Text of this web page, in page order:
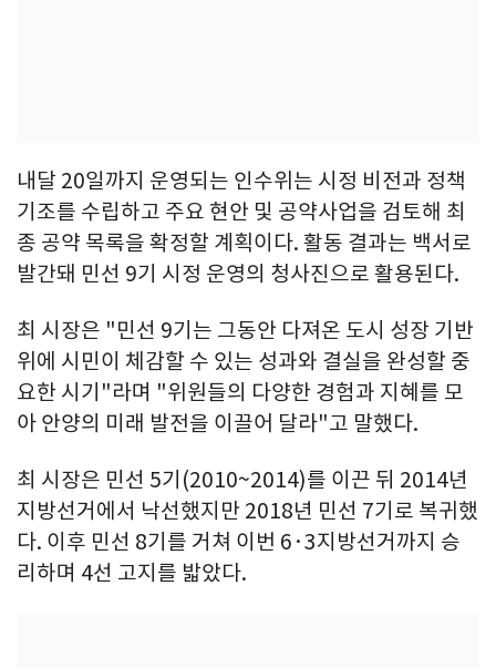
내달 20일까지 운영되는 인수위는 시정 비전과 정책
기조를 수립하고 주요 현안 및 공약사업을 검토해 최
종 공약 목록을 확정할 계획이다. 활동 결과는 백서로
발간돼 민선 9기 시정 운영의 청사진으로 활용된다.
최 시장은 "민선 9기는 그동안 다져온 도시 성장 기반
위에 시민이 체감할 수 있는 성과와 결실을 완성할 중
요한 시기"라며 "위원들의 다양한 경험과 지혜를 모
아 안양의 미래 발전을 이끌어 달라"고 말했다.
최 시장은 민선 5기(2010~2014)를 이끈 뒤 2014년
지방선거에서 낙선했지만 2018년 민선 7기로 복귀했
다. 이후 민선 8기를 거쳐 이번 6·3지방선거까지 승
리하며 4선 고지를 밟았다.